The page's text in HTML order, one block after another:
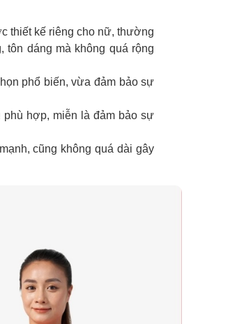
thiết kế riêng cho nữ, thường
tôn dáng mà không quá rộng
phổ biến, vừa đảm bảo sự
hợp, miễn là đảm bảo sự
cũng không quá dài gây